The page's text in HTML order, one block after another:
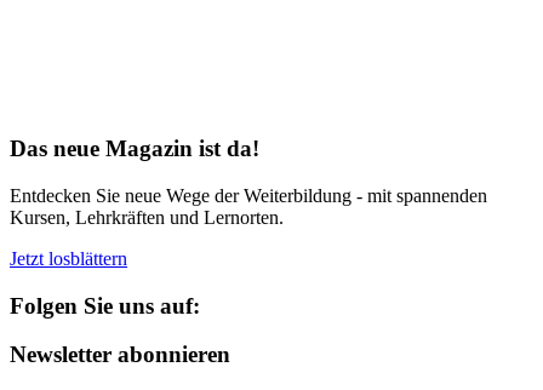
Das neue Magazin ist da!
Entdecken Sie neue Wege der Weiterbildung - mit spannenden
Kursen, Lehrkräften und Lernorten.
Jetzt losblättern
Folgen Sie uns auf:
Newsletter abonnieren